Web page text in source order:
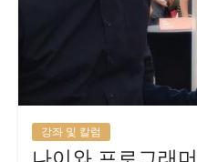
강좌 및 칼럼